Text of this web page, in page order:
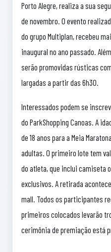
Porto Alegre, realiza a sua
de novembro. O evento
do grupo Multiplan, recebeu
inaugural no ano passado.
serão promovidas rústicas
largadas a partir das 6h30.
Interessados podem se
do ParkShopping Canoas. A
de 18 anos para a Meia
adultas. O primeiro lote tem
do atleta, que inclui camiseta
exclusivos. A retirada
mall. Todos os participantes
primeiros colocados levarão
cerimônia de premiação está